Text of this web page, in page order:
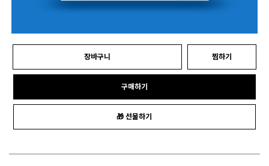
장바구니 찜하기
구매하기
🎁 선물하기